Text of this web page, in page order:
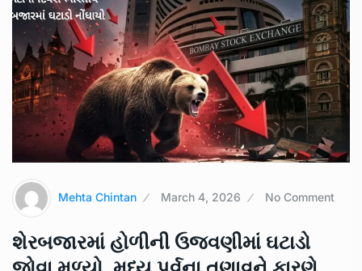
Mehta Chintan March 4, 2026 No Comment
શેરબજારમાં હોળીની ઉજવણીમાં ઘટાડો